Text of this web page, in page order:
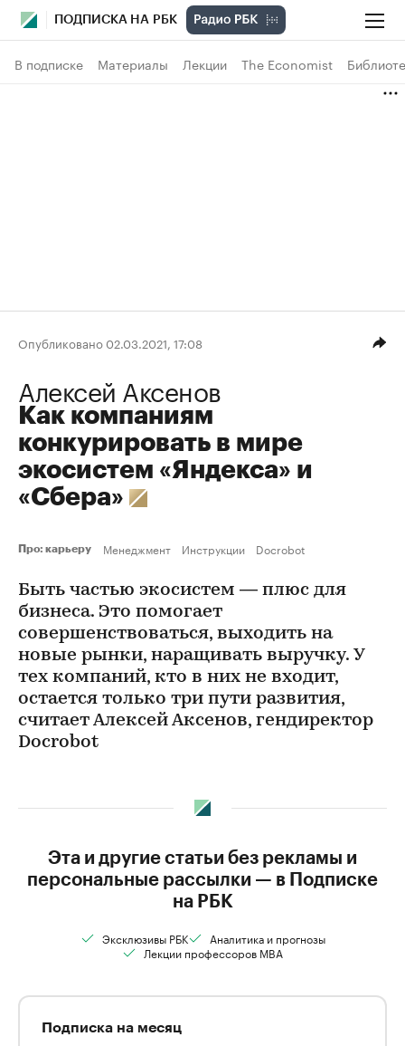
ПОДПИСКА НА РБК
В подписке Материалы Лекции The Economist
Опубликовано 02.03.2021, 17:08
Алексей Аксенов
Как компаниям
конкурировать в мире
экосистем «Яндекса» и
«Сбера»
Про: карьеру Менеджмент Инструкции Docrobot
Быть частью экосистем — плюс для
бизнеса. Это помогает
совершенствоваться, выходить на
новые рынки, наращивать выручку. У
тех компаний, кто в них не входит,
остается только три пути развития,
считает Алексей Аксенов, гендиректор
Docrobot
Эта и другие статьи без рекламы и
персональные рассылки — в Подписке
на РБК
Эксклюзивы РБК
Аналитика и прогнозы
Лекции профессоров MBA
Подписка на месяц